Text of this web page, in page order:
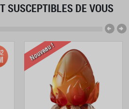
SUSCEPTIBLES DE VOUS
Nouveau !